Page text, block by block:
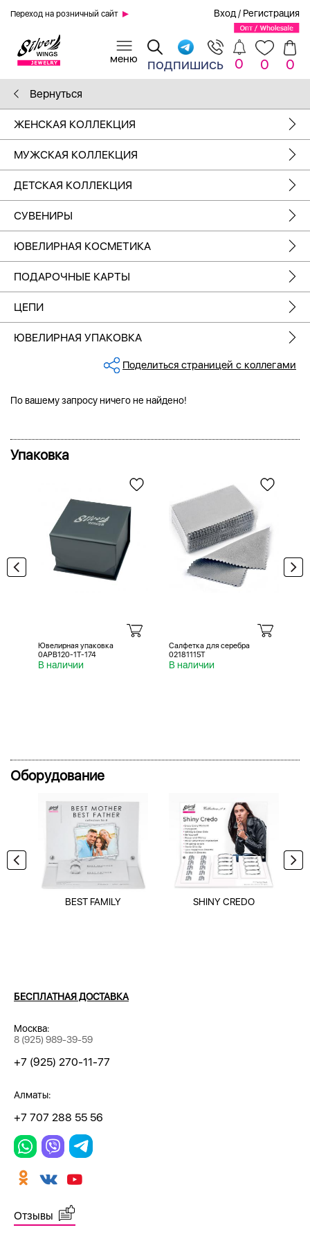
Переход на розничный сайт Вход / Регистрация
подпишись 0 0 0
Вернуться
ЖЕНСКАЯ КОЛЛЕКЦИЯ
МУЖСКАЯ КОЛЛЕКЦИЯ
ДЕТСКАЯ КОЛЛЕКЦИЯ
СУВЕНИРЫ
ЮВЕЛИРНАЯ КОСМЕТИКА
ПОДАРОЧНЫЕ КАРТЫ
ЦЕПИ
ЮВЕЛИРНАЯ УПАКОВКА
Поделиться страницей с коллегами
По вашему запросу ничего не найдено!
Упаковка
Ювелирная упаковка
0APB120-1T-174
В наличии
Салфетка для серебра
02181115T
В наличии
Оборудование
BEST FAMILY SHINY CREDO
БЕСПЛАТНАЯ ДОСТАВКА
Москва:
8 (925) 989-39-59
+7 (925) 270-11-77
Алматы:
+7 707 288 55 56
Отзывы